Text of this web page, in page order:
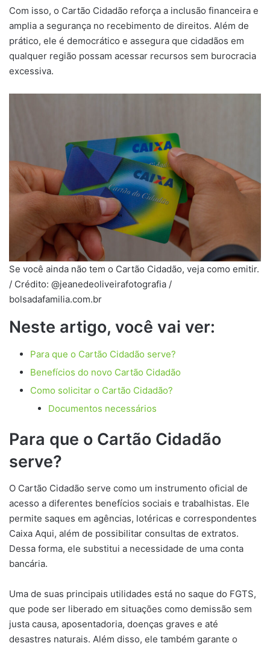
Com isso, o Cartão Cidadão reforça a inclusão financeira e
amplia a segurança no recebimento de direitos. Além de
prático, ele é democrático e assegura que cidadãos em
qualquer região possam acessar recursos sem burocracia
excessiva.
Se você ainda não tem o Cartão Cidadão, veja como emitir.
/ Crédito: @jeanedeoliveirafotografia /
bolsadafamilia.com.br
Neste artigo, você vai ver:
Para que o Cartão Cidadão serve?
Benefícios do novo Cartão Cidadão
Como solicitar o Cartão Cidadão?
Documentos necessários
Para que o Cartão Cidadão
serve?
O Cartão Cidadão serve como um instrumento oficial de
acesso a diferentes benefícios sociais e trabalhistas. Ele
permite saques em agências, lotéricas e correspondentes
Caixa Aqui, além de possibilitar consultas de extratos.
Dessa forma, ele substitui a necessidade de uma conta
bancária.
Uma de suas principais utilidades está no saque do FGTS,
que pode ser liberado em situações como demissão sem
justa causa, aposentadoria, doenças graves e até
desastres naturais. Além disso, ele também garante o